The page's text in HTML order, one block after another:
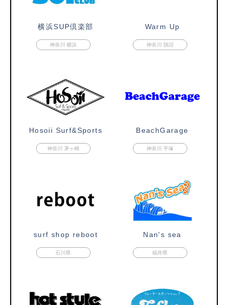
横浜SUP倶楽部
神奈川 横浜
Warm Up
神奈川 鵠沼
Hosoii Surf&Sports
神奈川 茅ヶ崎
BeachGarage
神奈川 平塚
surf shop reboot
石川県
Nan's sea
福井県